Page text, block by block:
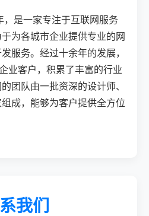
，是一家专注于互联网服务
为各城市企业提供专业的网
服务。经过十余年的发展，
业客户，积累了丰富的行业
团队由一批资深的设计师、
成，能够为客户提供全方位
我们